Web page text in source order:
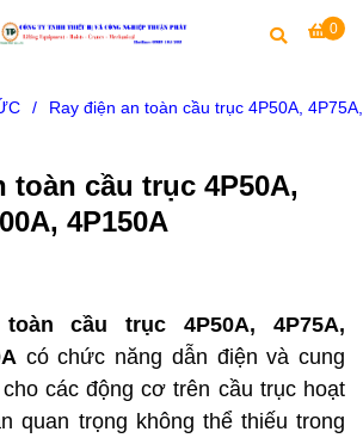
0
/ Ray điện an toàn cầu trục 4P50A,
toàn cầu trục 4P50A,
4P150A
cầu trục 4P50A, 4P75A,
có chức năng dẫn điện và cung
các động cơ trên cầu trục hoạt
quan trọng không thể thiếu trong